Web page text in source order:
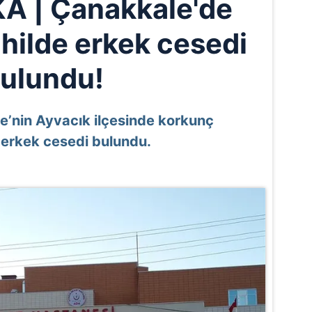
| Çanakkale'de
erkek cesedi
Ayvacık ilçesinde korkunç
cesedi bulundu.